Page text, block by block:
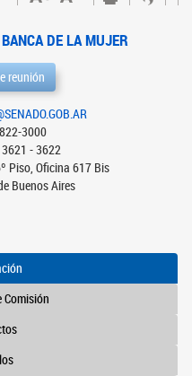
DE LA MUJER
reunión
3000
- 3622
Piso, Oficina 617 Bis
Buenos Aires
Comisión